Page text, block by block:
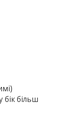
бік більш